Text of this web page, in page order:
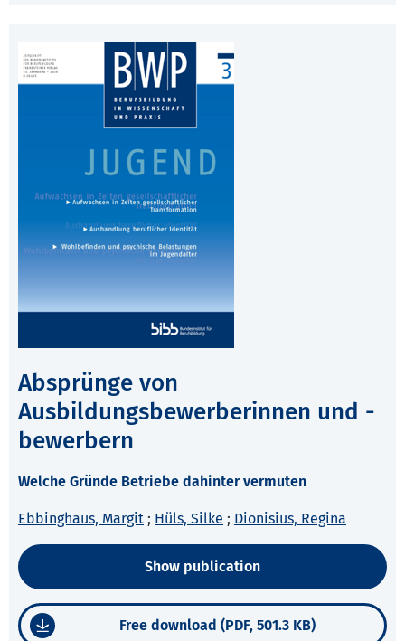
Absprünge von
Ausbildungsbewerberinnen und -
bewerbern
Welche Gründe Betriebe dahinter vermuten
Ebbinghaus, Margit ; Hüls, Silke ; Dionisius, Regina
Show publication
Free download (PDF, 501.3 KB)